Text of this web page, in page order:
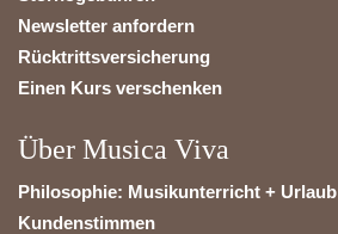
Newsletter anfordern
Rücktrittsversicherung
Einen Kurs verschenken
Über Musica Viva
Philosophie: Musikunterricht + Urlaub
Kundenstimmen